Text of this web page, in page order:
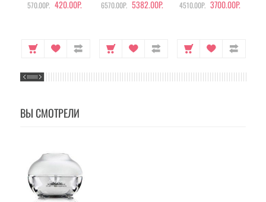
570.00Р. 420.00Р. 6570.00Р. 5382.00Р. 4510.00Р. 3700.00Р.
ВЫ СМОТРЕЛИ